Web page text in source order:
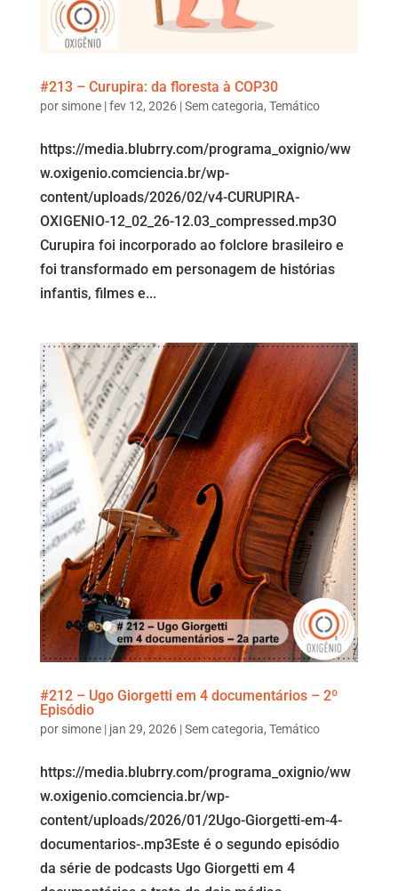
#213 – Curupira: da floresta à COP30
por simone|fev 12, 2026|Sem categoria, Temático
https://media.blubrry.com/programa_oxignio/ww
w.oxigenio.comciencia.br/wp-
content/uploads/2026/02/v4-CURUPIRA-
OXIGENIO-12_02_26-12.03_compressed.mp3O
Curupira foi incorporado ao folclore brasileiro e
foi transformado em personagem de histórias
infantis, filmes e...
#212 – Ugo Giorgetti em 4 documentários – 2º
Episódio
por simone| jan 29, 2026|Sem categoria, Temático
https://media.blubrry.com/programa_oxignio/ww
w.oxigenio.comciencia.br/wp-
content/uploads/2026/01/2Ugo-Giorgetti-em-4-
documentarios-.mp3Este é o segundo episódio
da série de podcasts Ugo Giorgetti em 4